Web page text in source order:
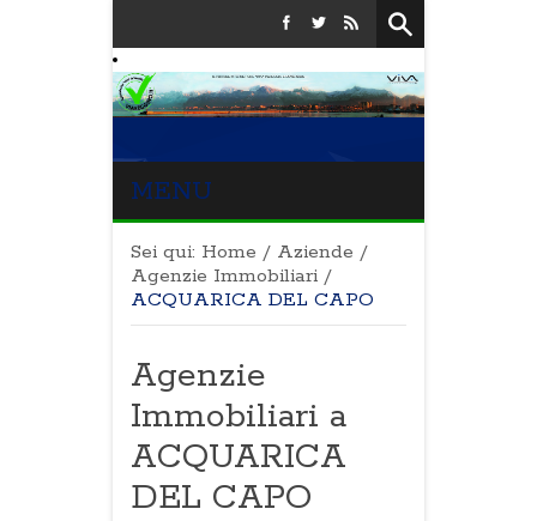
MENU
Sei qui: Home / Aziende /
Agenzie Immobiliari /
ACQUARICA DEL CAPO
Agenzie
Immobiliari a
ACQUARICA
DEL CAPO